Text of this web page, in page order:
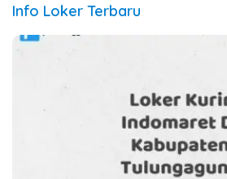
Info Loker Terbaru